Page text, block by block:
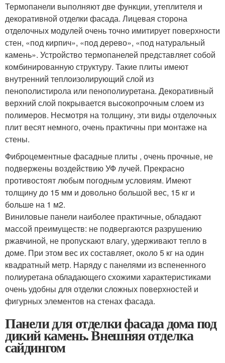
Термопанели выполняют две функции, утеплителя и
декоративной отделки фасада. Лицевая сторона
отделочных модулей очень точно имитирует поверхности
стен, «под кирпич», «под дерево», «под натуральный
камень». Устройство термопанелей представляет собой
комбинированную структуру. Такие плиты имеют
внутренний теплоизолирующий слой из
пенополистирола или пенополиуретана. Декоративный
верхний слой покрывается высокопрочным слоем из
полимеров. Несмотря на толщину, эти виды отделочных
плит весят немного, очень практичны при монтаже на
стены.
Фиброцементные фасадные плиты , очень прочные, не
подвержены воздействию УФ лучей. Прекрасно
противостоят любым погодным условиям. Имеют
толщину до 15 мм и довольно большой вес, 15 кг и
больше на 1 м2.
Виниловые панели наиболее практичные, обладают
массой преимуществ: не подвергаются разрушению
ржавчиной, не пропускают влагу, удерживают тепло в
доме. При этом вес их составляет, около 5 кг на один
квадратный метр. Наряду с панелями из вспененного
полиуретана обладающего схожими характеристиками
очень удобны для отделки сложных поверхностей и
фигурных элементов на стенах фасада.
Панели для отделки фасада дома под
дикий камень. Внешняя отделка
сайдингом